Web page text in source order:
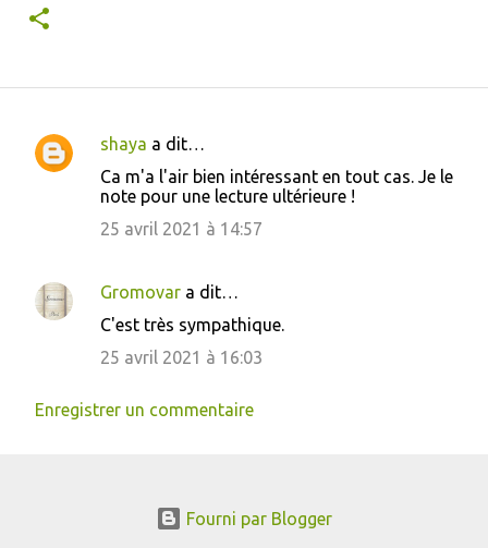
C
e
n
i
shaya a dit…
Ca m'a l'air bien intéressant en tout cas. Je le
note pour une lecture ultérieure !
25 avril 2021 à 14:57
Gromovar a dit…
C'est très sympathique.
25 avril 2021 à 16:03
Enregistrer un commentaire
Fourni par Blogger